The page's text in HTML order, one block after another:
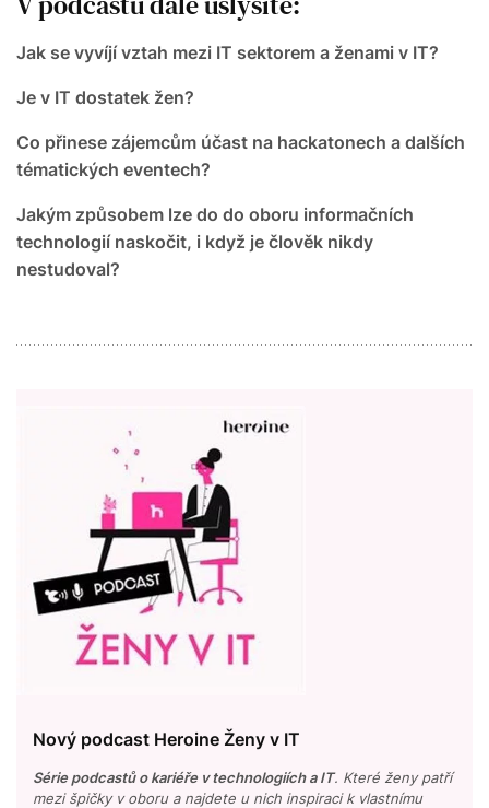
Jak se vyvíjí vztah mezi IT sektorem a ženami v IT?
Je v IT dostatek žen?
Co přinese zájemcům účast na hackatonech a dalších
tématických eventech?
Jakým způsobem lze do do oboru informačních
technologií naskočit, i když je člověk nikdy
nestudoval?
Nový podcast Heroine Ženy v IT
Série podcastů o kariéře v technologiích a IT. Které ženy patří
mezi špičky v oboru a najdete u nich inspiraci k vlastnímu